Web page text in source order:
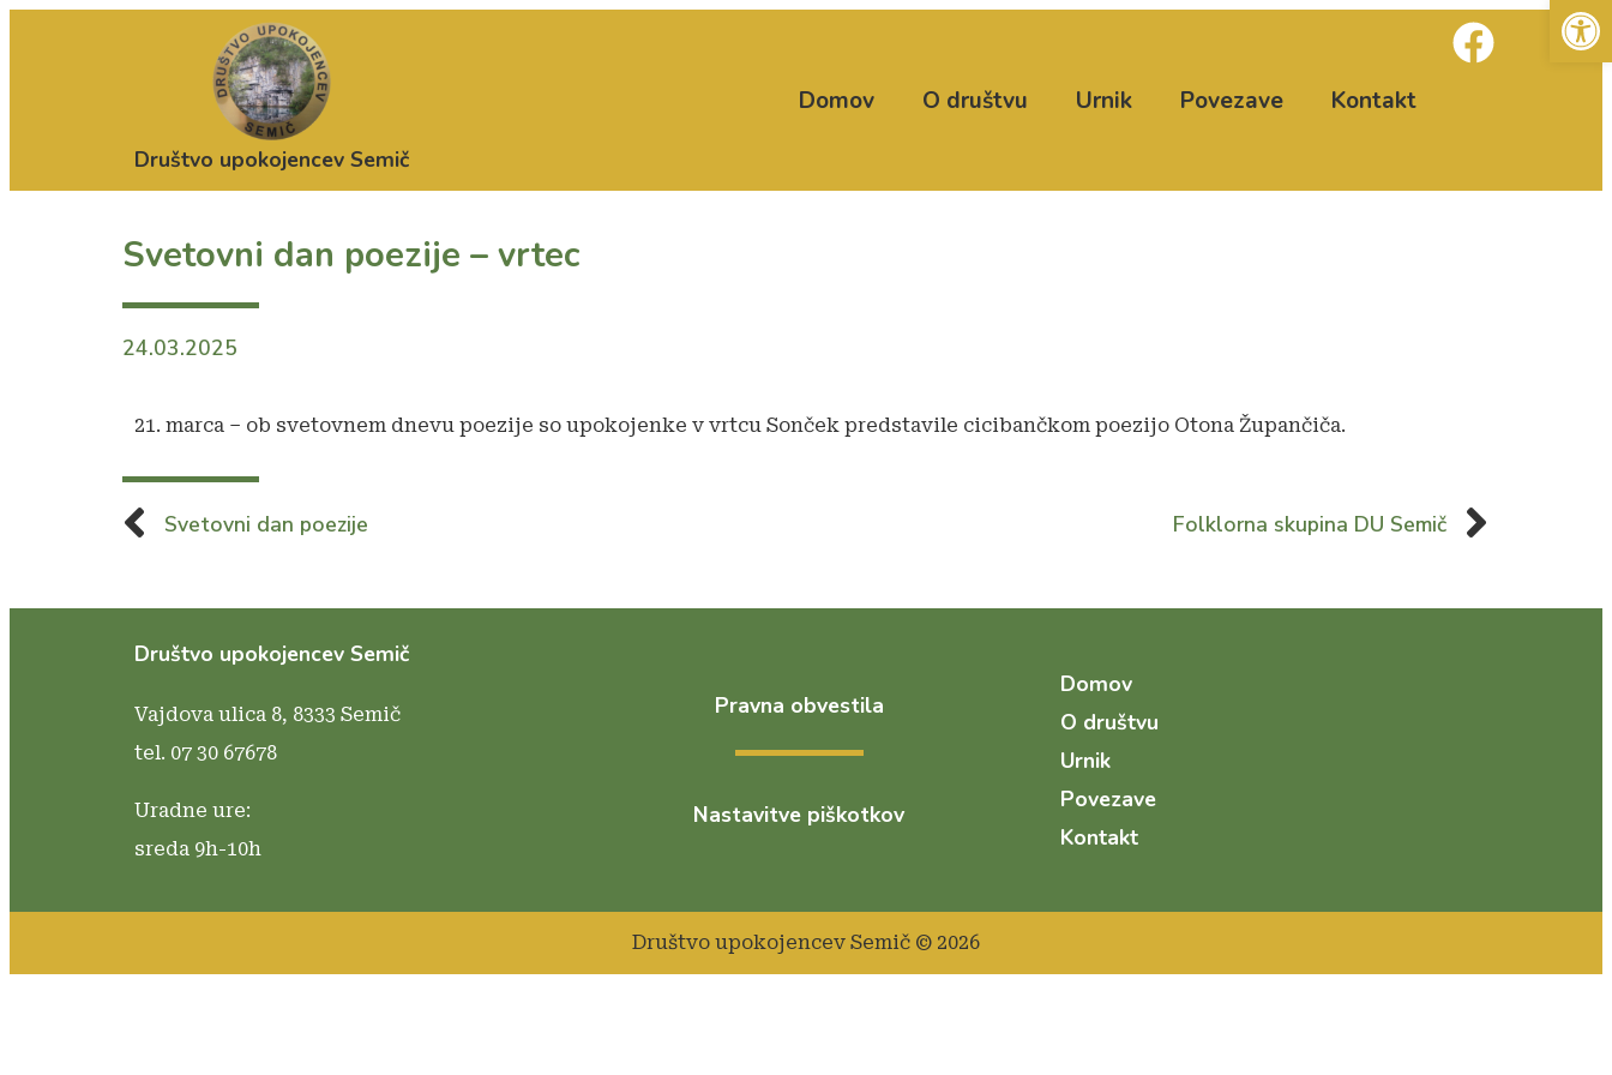
Društvo upokojencev Semič
Domov O društvu Urnik Povezave Kontakt
Svetovni dan poezije – vrtec
24.03.2025
21. marca – ob svetovnem dnevu poezije so upokojenke v vrtcu Sonček predstavile cicibančkom poezijo Otona Župančiča.
Svetovni dan poezije Folklorna skupina DU Semič
Društvo upokojencev Semič
Vajdova ulica 8, 8333 Semič
tel. 07 30 67678
Uradne ure:
sreda 9h-10h
Pravna obvestila
Nastavitve piškotkov
Domov
O društvu
Urnik
Povezave
Kontakt
Društvo upokojencev Semič © 2026